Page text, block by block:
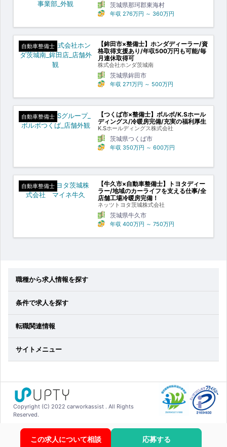
この求人について相談 応募する
茨城県那珂郡東海村
年収 276万円 ～ 360万円
自動車整備士
【鉾田市×整備士】ホンダディーラー/資
格取得支援あり/年収500万円も可能/毎
月連休取得可
株式会社ホンダ茨城南
茨城県鉾田市
年収 271万円 ～ 500万円
自動車整備士
【つくば市×整備士】ボルボ/K.Sホール
ディングス/冷暖房完備/充実の福利厚生
K.Sホールディングス株式会社
茨城県つくば市
年収 350万円 ～ 600万円
自動車整備士
【牛久市×自動車整備士】トヨタディー
ラー/地域のカーライフを支える仕事/全
店舗工場冷暖房完備！
ネッツトヨタ茨城株式会社
茨城県牛久市
年収 400万円 ～ 750万円
職種から求人情報を探す
条件で求人を探す
転職関連情報
サイトメニュー
Copyright (C) 2022 carworkassist . All Rights
Reserved.